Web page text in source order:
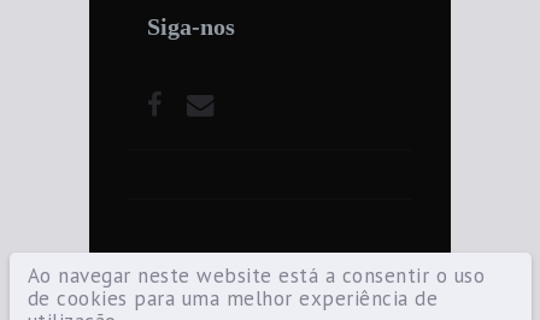
Ao navegar neste website está a consentir o uso
de cookies para uma melhor experiência de
Siga-nos